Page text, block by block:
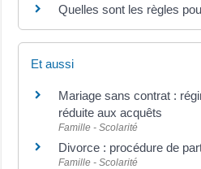
Quelles sont les règles
Et aussi
Mariage sans contrat :
réduite aux acquêts
Famille - Scolarité
Divorce : procédure de
Famille - Scolarité